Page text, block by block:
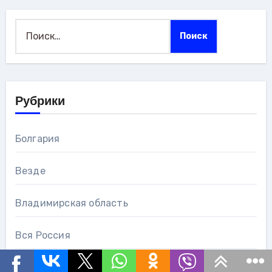
Рубрики
Болгария
Везде
Владимирская область
Вся Россия
Германия